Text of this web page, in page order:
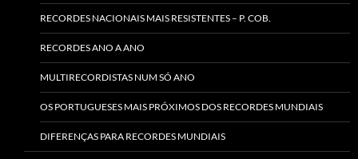
RECORDES NACIONAIS MAIS RESISTENTES – P. COB.
RECORDES ANO A ANO
MULTIRECORDISTAS NUM SÓ ANO
OS PORTUGUESES MAIS PRÓXIMOS DOS RECORDES MUNDIAIS
DIFERENÇAS PARA RECORDES MUNDIAIS